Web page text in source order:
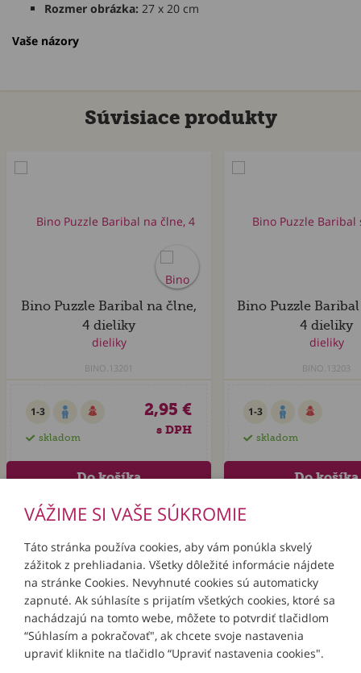
Rozmer obrázka: 27 x 20 cm
Vaše názory
Súvisiace produkty
Bino Puzzle Baribal na člne,
4 dieliky
BINO.13201
1-3
skladom
2,95 €
s DPH
Bino Puzzle
4 dieliky
BINO.13203
1-3
skladom
INFORMÁCIE
MÔJ ÚČET
VÁŽIME SI VAŠE SÚKROMIE
Táto stránka používa cookies, aby vám ponúkla skvelý
zážitok z prehliadania. Všetky dôležité informácie nájdete
na stránke Cookies. Nevyhnuté cookies sú automaticky
zapnuté. Ak súhlasíte s prijatím všetkých cookies, ktoré sa
nachádzajú na tomto webe, môžete to potvrdiť tlačidlom
“Súhlasím a pokračovať", ak chcete svoje nastavenia
upraviť kliknite na tlačidlo “Upraviť nastavenia cookies".